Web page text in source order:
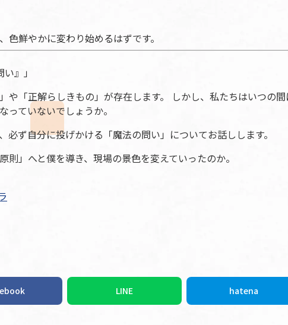
鮮やかに変わり始めるはずです。
』」
や「正解らしきもの」が存在します。 しかし、私たちはいつの
っていないでしょうか。
ず自分に投げかける「魔法の問い」についてお話しします。
」へと僕を導き、現場の景色を変えていったのか。
LINE hatena